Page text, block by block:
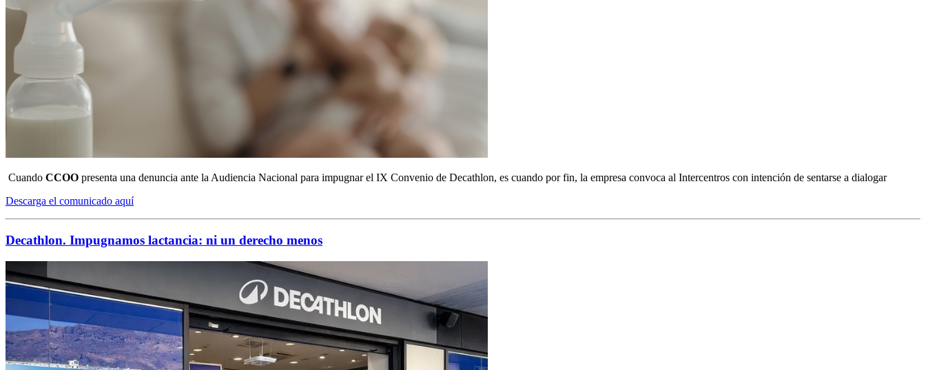
CuandoCCOO presenta una denuncia ante la Audiencia Nacional para impugnar el IX Convenio de Decathlon, es cuando por fin, la empresa convoca al Intercentros con intención de sentarse a dialogar
Descarga el comunicado aquí
Decathlon. Impugnamos lactancia: ni un derecho menos